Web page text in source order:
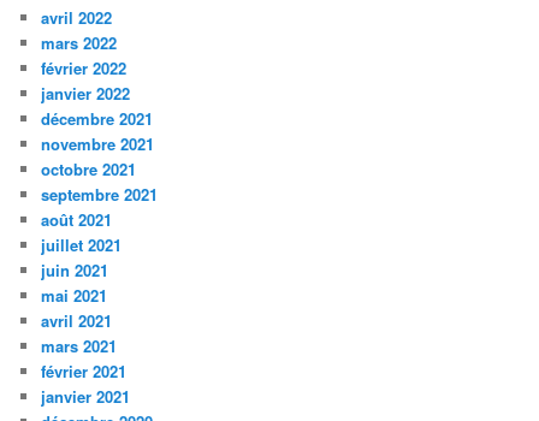
avril 2022
mars 2022
février 2022
janvier 2022
décembre 2021
novembre 2021
octobre 2021
septembre 2021
août 2021
juillet 2021
juin 2021
mai 2021
avril 2021
mars 2021
février 2021
janvier 2021